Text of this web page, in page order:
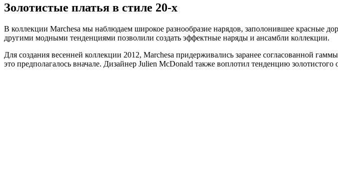
Золотистые платья в стиле 20-х
В коллекции Marchesa мы наблюдаем широкое разнообразие нарядов, заполонившее красные
другими модными тенденциями позволили создать эффектные наряды и ансамбли коллекции.
Для создания весенней коллекции 2012, Marchesa придерживались заранее согласованной
это предполагалось вначале. Дизайнер Julien McDonald также воплотил тенденцию золотистого